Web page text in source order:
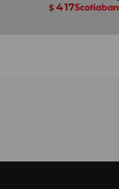
$ 417